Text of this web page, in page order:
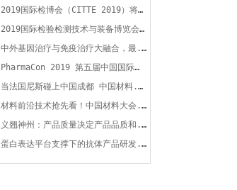
2019国际检博会（CITTE 2019）将于...
2019国际检验检测技术与装备博览会...
中外基因治疗与免疫治疗大融合，最...
PharmaCon 2019 第五届中国国际化...
当法国尼斯碰上中国成都 中国材料...
材料前沿技术抢先看！中国材料大会...
义翘神州：产品质量决定产品品质和...
蛋白表达平台支撑下的抗体产品研发...